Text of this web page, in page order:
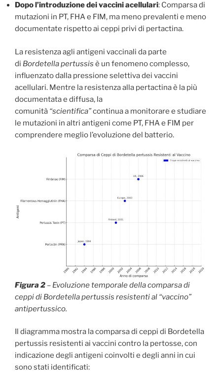
Dopo l’introduzione dei vaccini acellulari: Comparsa di
mutazioni in PT, FHA e FIM, ma meno prevalenti e meno
documentate rispetto ai ceppi privi di pertactina.
La resistenza agli antigeni vaccinali da parte
di Bordetella pertussis è un fenomeno complesso,
influenzato dalla pressione selettiva dei vaccini
acellulari. Mentre la resistenza alla pertactina è la più
documentata e diffusa, la
comunità “scientifica”continua a monitorare e studiare
le mutazioni in altri antigeni come PT, FHA e FIM per
comprendere meglio l’evoluzione del batterio.
Figura 2 – Evoluzione temporale della comparsa di
ceppi di Bordetella pertussis resistenti al “vaccino”
antipertussico.
Il diagramma mostra la comparsa di ceppi di Bordetella
pertussis resistenti ai vaccini contro la pertosse, con
indicazione degli antigeni coinvolti e degli anni in cui
sono stati identificati: